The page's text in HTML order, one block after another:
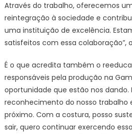
Através do trabalho, oferecemos
reintegração à sociedade e
uma instituição de excelência.
satisfeitos com essa colaboração”,
É o que acredita também o
responsáveis pela produção na
oportunidade que estão nos dando.
reconhecimento do nosso trabalho
próximo. Com a costura, posso
sair, quero continuar exercendo